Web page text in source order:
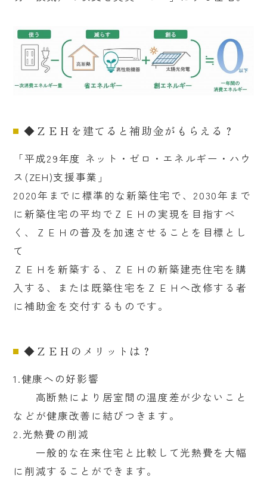
◆ＺＥＨを建てると補助金がもらえる？
「平成29年度 ネット・ゼロ・エネルギー・ハウ
ス(ZEH)支援事業」
2020年までに標準的な新築住宅で、2030年まで
に新築住宅の平均でＺＥＨの実現を目指すべ
く、ＺＥＨの普及を加速させることを目標とし
て
ＺＥＨを新築する、ＺＥＨの新築建売住宅を購
入する、または既築住宅をＺＥＨへ改修する者
に補助金を交付するものです。
◆ＺＥＨのメリットは？
1.健康への好影響
高断熱により居室間の温度差が少ないこと
などが健康改善に結びつきます。
2.光熱費の削減
一般的な在来住宅と比較して光熱費を大幅
に削減することができます。